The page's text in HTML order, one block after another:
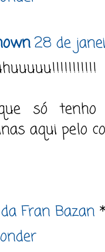
28 de
só tenho
aqui pelo
Fran Bazan *